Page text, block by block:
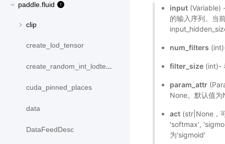
paddle.fluid
clip
create_lod_tensor
create_random_int_lodtensor
cuda_pinned_places
data
DataFeedDesc
input (Variable)
的输入序列。当
num_filters
filter_size (int)-
param_attr
None。默认值为
act (str|None，
'softmax',
为'sigmoid'